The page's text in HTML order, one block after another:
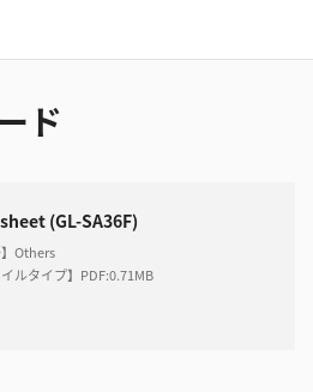
ド
(GL-SA36F)
】Others
イルタイプ】PDF:0.71MB